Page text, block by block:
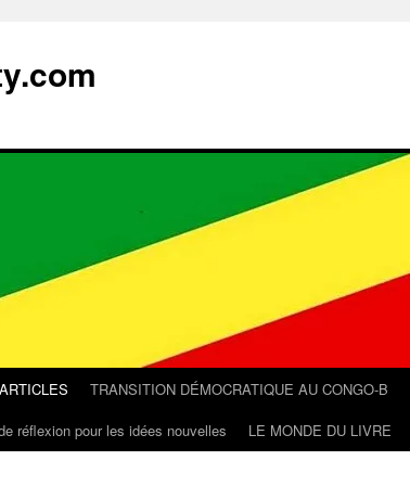
TRANSITION DÉMOCRATIQUE AU CONGO-B
réflexion pour les idées nouvelles LE MONDE DU LIVRE